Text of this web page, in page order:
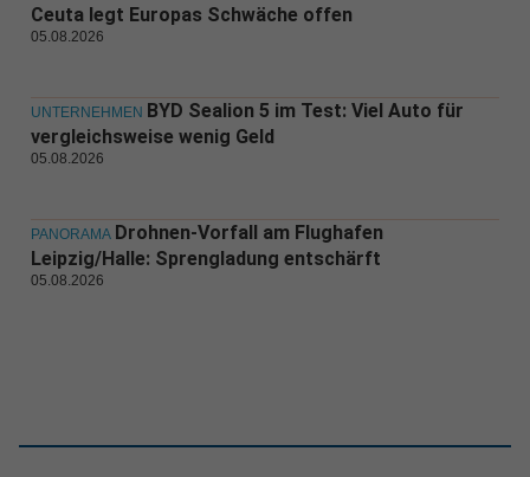
Ceuta legt Europas Schwäche offen
05.08.2026
UNTERNEHMEN BYD Sealion 5 im Test: Viel Auto für
vergleichsweise wenig Geld
05.08.2026
PANORAMA Drohnen-Vorfall am Flughafen
Leipzig/Halle: Sprengladung entschärft
05.08.2026